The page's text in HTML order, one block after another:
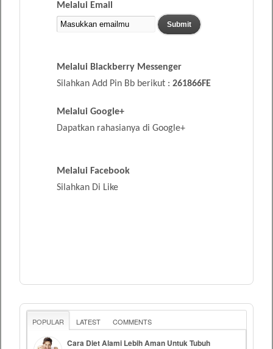
Melalui Email
Melalui Blackberry Messenger
Silahkan Add Pin Bb berikut : 261866FE
Melalui Google+
Dapatkan rahasianya di Google+
Melalui Facebook
Silahkan Di Like
POPULAR LATEST COMMENTS
Cara Diet Alami Lebih Aman Untuk Tubuh